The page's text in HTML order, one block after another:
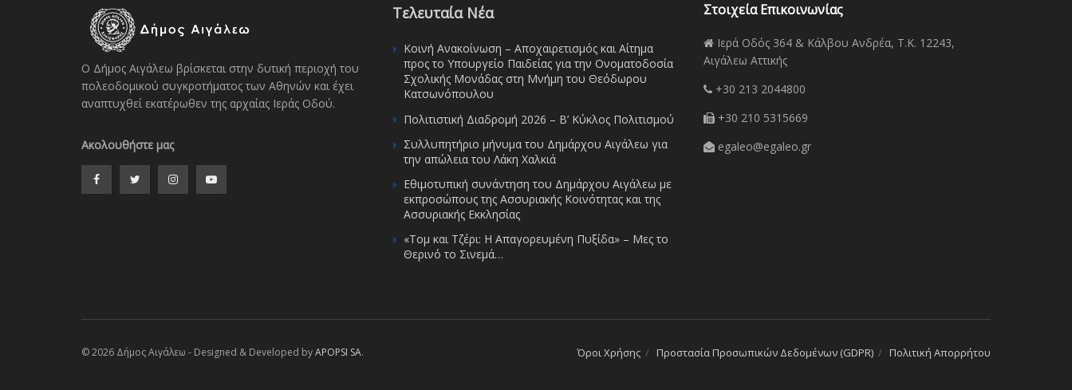
Ο Δήμος Αιγάλεω βρίσκεται στην δυτική περιοχή του
πολεοδομικού συγκροτήματος των Αθηνών και έχει
αναπτυχθεί εκατέρωθεν της αρχαίας Ιεράς Οδού.
Ακολουθήστε μας
Τελευταία Νέα
Κοινή Ανακοίνωση – Αποχαιρετισμός και Αίτημα
προς το Υπουργείο Παιδείας για την Ονοματοδοσία
Σχολικής Μονάδας στη Μνήμη του Θεόδωρου
Κατσωνόπουλου
Πολιτιστική Διαδρομή 2026 – Β’ Κύκλος Πολιτισμού
Συλλυπητήριο μήνυμα του Δημάρχου Αιγάλεω για
την απώλεια του Λάκη Χαλκιά
Εθιμοτυπική συνάντηση του Δημάρχου Αιγάλεω με
εκπροσώπους της Ασσυριακής Κοινότητας και της
Ασσυριακής Εκκλησίας
«Τομ και Τζέρι: Η Απαγορευμένη Πυξίδα» – Μες το
Θερινό το Σινεμά…
Στοιχεία Επικοινωνίας
Ιερά Οδός 364 & Κάλβου Ανδρέα, Τ.Κ. 12243,
Αιγάλεω Αττικής
+30 213 2044800
+30 210 5315669
egaleo@egaleo.gr
Όροι Χρήσης Προστασία Προσωπικών Δεδομένων (GDPR) Πολιτική Απορρήτου
© 2026 Δήμος Αιγάλεω - Designed & Developed byAPOPSI SA.